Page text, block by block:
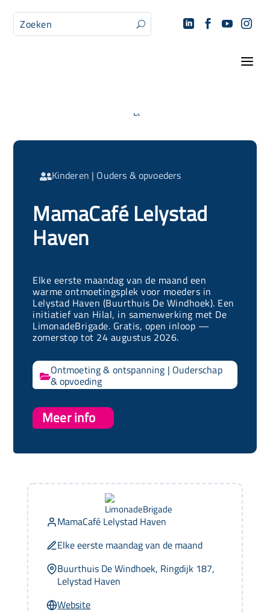
U    
a
Kinderen | Ouders & opvoeders
MamaCafé Lelystad
Haven
Elke eerste maandag van de maand een
warme ontmoetingsplek voor moeders in
Lelystad Haven (Buurthuis De Windhoek). Een
initiatief van Hilal, in samenwerking met De
LimonadeBrigade. Gratis, open inloop —
zomerstop tot 24 augustus 2026.
Ontmoeting & ontspanning | Ouderschap
& opvoeding
Meer info
MamaCafé Lelystad Haven
Elke eerste maandag van de maand
Buurthuis De Windhoek, Ringdijk 187,
Lelystad Haven
Website